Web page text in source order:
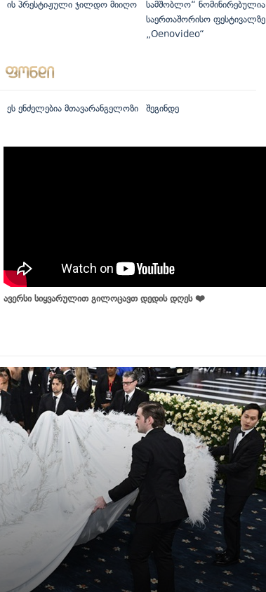
ის პრესტიჟული ჯილდო მიიღო
სამშობლო“ ნომინირებულია
საერთაშორისო ფესტივალზე
„Oenovideo“
ეს ენძელებია მთავარანგელოზი შეგინდე
ავერსი სიყვარულით გილოცავთ დედის დღეს ❤️